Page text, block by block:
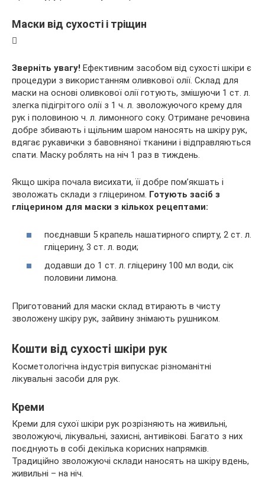
Маски від сухості і тріщин
Зверніть увагу! Ефективним засобом від сухості шкіри є
процедури з використанням оливкової олії. Склад для
маски на основі оливкової олії готують, змішуючи 1 ст. л.
злегка підігрітого олії з 1 ч. л. зволожуючого крему для
рук і половиною ч. л. лимонного соку. Отримане речовина
добре збивають і щільним шаром наносять на шкіру рук,
вдягає рукавички з бавовняної тканини і відправляються
спати. Маску роблять на ніч 1 раз в тиждень.
Якщо шкіра почала висихати, її добре пом’якшать і
зволожать склади з гліцерином. Готують засіб з
гліцерином для маски з кількох рецептами:
поєднавши 5 крапель нашатирного спирту, 2 ст. л.
гліцерину, 3 ст. л. води;
додавши до 1 ст. л. гліцерину 100 мл води, сік
половини лимона.
Приготований для маски склад втирають в чисту
зволожену шкіру рук, зайвину знімають рушником.
Кошти від сухості шкіри рук
Косметологічна індустрія випускає різноманітні
лікувальні засоби для рук.
Креми
Креми для сухої шкіри рук розрізняють на живильні,
зволожуючі, лікувальні, захисні, антивікові. Багато з них
поєднують в собі декілька корисних напрямків.
Традиційно зволожуючі склади наносять на шкіру вдень,
живильні – на ніч.